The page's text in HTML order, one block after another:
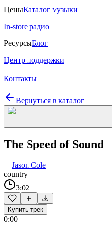
ЦеныКаталог музыки
In-store радио
РесурсыБлог
Центр поддержки
Контакты
Вернуться в каталог
The Speed of Sound
—Jason Cole
country
3:02
Купить трек
0:00